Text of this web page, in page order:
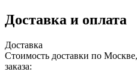
Доставка и оплата
Доставка
Стоимость доставки по
заказа: